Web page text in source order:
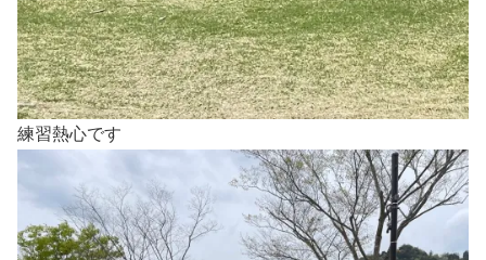
練習熱心です